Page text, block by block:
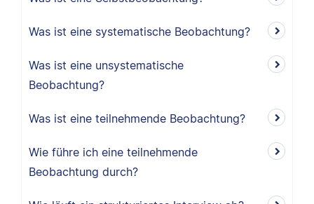
Was ist eine systematische Beobachtung?
Was ist eine unsystematische
Beobachtung?
Was ist eine teilnehmende Beobachtung?
Wie führe ich eine teilnehmende
Beobachtung durch?